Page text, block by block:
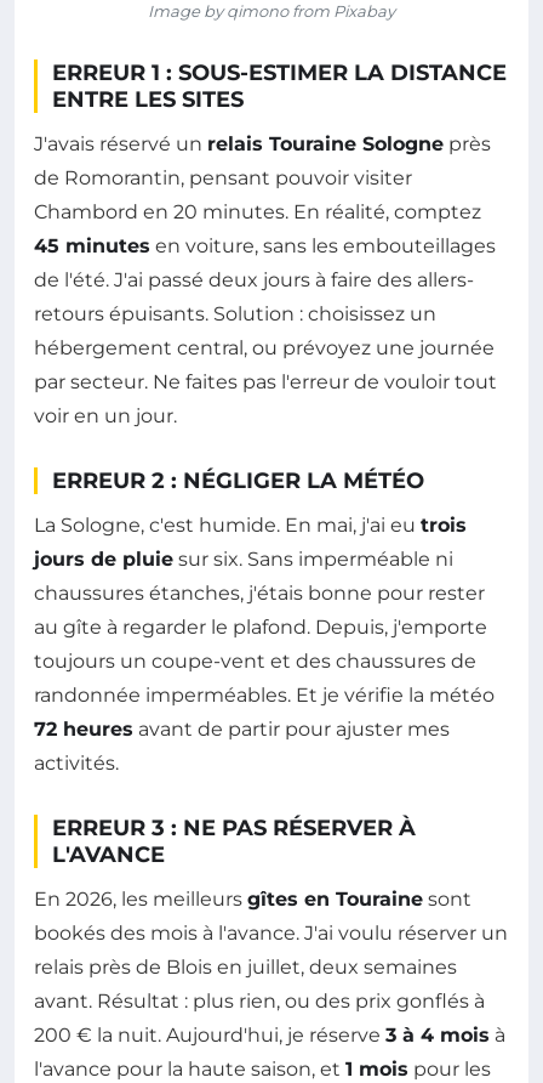
Image by qimono from Pixabay
ERREUR 1 : SOUS-ESTIMER LA DISTANCE
ENTRE LES SITES
J'avais réservé un relais Touraine Sologne près
de Romorantin, pensant pouvoir visiter
Chambord en 20 minutes. En réalité, comptez
45 minutes en voiture, sans les embouteillages
de l'été. J'ai passé deux jours à faire des allers-
retours épuisants. Solution : choisissez un
hébergement central, ou prévoyez une journée
par secteur. Ne faites pas l'erreur de vouloir tout
voir en un jour.
ERREUR 2 : NÉGLIGER LA MÉTÉO
La Sologne, c'est humide. En mai, j'ai eu trois
jours de pluie sur six. Sans imperméable ni
chaussures étanches, j'étais bonne pour rester
au gîte à regarder le plafond. Depuis, j'emporte
toujours un coupe-vent et des chaussures de
randonnée imperméables. Et je vérifie la météo
72 heures avant de partir pour ajuster mes
activités.
ERREUR 3 : NE PAS RÉSERVER À
L'AVANCE
En 2026, les meilleurs gîtes en Touraine sont
bookés des mois à l'avance. J'ai voulu réserver un
relais près de Blois en juillet, deux semaines
avant. Résultat : plus rien, ou des prix gonflés à
200 € la nuit. Aujourd'hui, je réserve 3 à 4 mois à
l'avance pour la haute saison, et 1 mois pour les